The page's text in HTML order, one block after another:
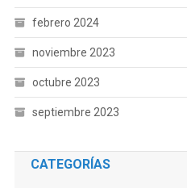
febrero 2024
noviembre 2023
octubre 2023
septiembre 2023
CATEGORÍAS